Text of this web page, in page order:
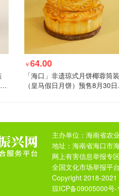
￥64.00
「海口」非遗琼式月饼椰蓉筒装
（皇马假日月饼）预售8月30
主办单位：海南省农
地址：海南省海口市
网上有害信息举报专
全国文化市场举报平
Copyright 2018-
琼ICP备09005000号-